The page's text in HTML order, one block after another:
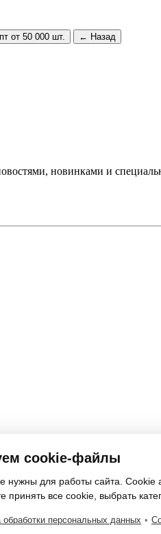
от 50 000 шт. ← Назад
новинками и
cookie-файлы
для работы сайта. Cookie
принять все cookie, выбрать
обработки персональных данных •